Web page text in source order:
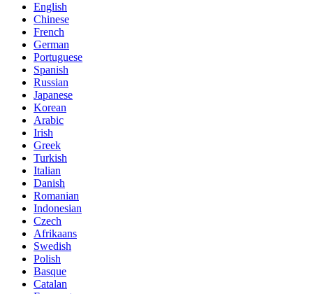
English
Chinese
French
German
Portuguese
Spanish
Russian
Japanese
Korean
Arabic
Irish
Greek
Turkish
Italian
Danish
Romanian
Indonesian
Czech
Afrikaans
Swedish
Polish
Basque
Catalan